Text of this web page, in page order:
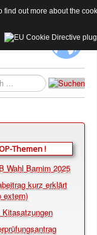
Themen !
Wahl Barnim 2025
kurz erklärt
extern)
out more about the